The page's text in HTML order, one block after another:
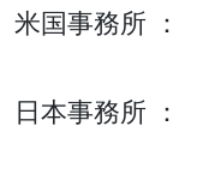
米国事務所 ：
日本事務所 ：